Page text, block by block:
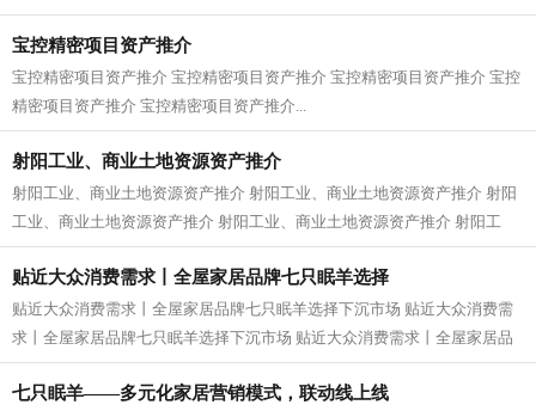
资源项目推介 邳州厂房资源项目推...
宝控精密项目资产推介
宝控精密项目资产推介 宝控精密项目资产推介 宝控精密项目资产推介 宝控
精密项目资产推介 宝控精密项目资产推介...
射阳工业、商业土地资源资产推介
射阳工业、商业土地资源资产推介 射阳工业、商业土地资源资产推介 射阳
工业、商业土地资源资产推介 射阳工业、商业土地资源资产推介 射阳工
业、商业土地资源资产推介 射阳工业...
贴近大众消费需求丨全屋家居品牌七只眠羊选择
贴近大众消费需求丨全屋家居品牌七只眠羊选择下沉市场 贴近大众消费需
求丨全屋家居品牌七只眠羊选择下沉市场 贴近大众消费需求丨全屋家居品
牌七只眠羊选择下沉市场 贴近大众消...
七只眠羊——多元化家居营销模式，联动线上线